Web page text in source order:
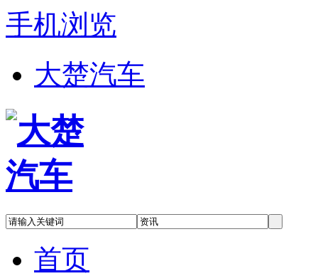
手机浏览
大楚汽车
首页